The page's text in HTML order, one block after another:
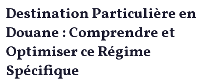
Destination Particulière en
Douane : Comprendre et
Optimiser ce Régime
Spécifique